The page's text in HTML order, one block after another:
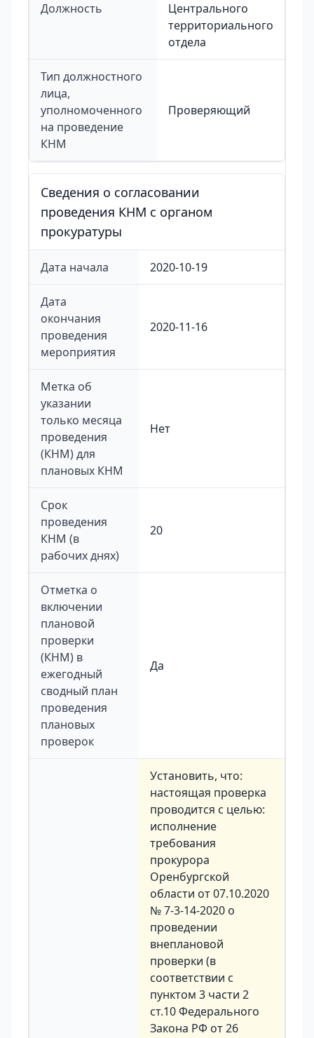
Должность
Центрального
территориального
отдела
Тип должностного
лица,
уполномоченного
на проведение
КНМ
Проверяющий
Сведения о согласовании
проведения КНМ с органом
прокуратуры
Дата начала 2020-10-19
Дата
окончания
проведения
мероприятия
2020-11-16
Метка об
указании
только месяца
проведения
(КНМ) для
плановых КНМ
Нет
Срок
проведения
КНМ (в
рабочих днях)
20
Отметка о
включении
плановой
проверки
(КНМ) в
ежегодный
сводный план
проведения
плановых
проверок
Да
Установить, что:
настоящая проверка
проводится с целью:
исполнение
требования
прокурора
Оренбургской
области от 07.10.2020
№ 7-3-14-2020 о
проведении
внеплановой
проверки (в
соответствии с
пунктом 3 части 2
ст.10 Федерального
Закона РФ от 26